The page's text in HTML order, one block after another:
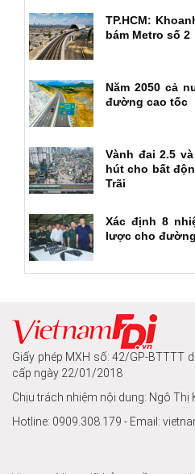
TP.HCM:
bám Metro số 2
Năm 2050 cả
đường cao tốc
Vành đai 2.5
hút cho bất
Trãi
Xác định 8
lược cho
Giấy phép MXH số: 42/GP-BTTTT
cấp ngày 22/01/2018
Chịu trách nhiệm nội dung: Ngô Thị
Hotline: 0909.308.179 - Email: